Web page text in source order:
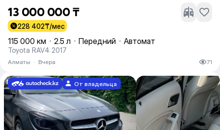
13 000 000 ₸
228 402₸/мес
115 000 км · 2.5 л · Передний · Автомат
Toyota RAV4 2017
Алматы · Вчера 71
От владельца